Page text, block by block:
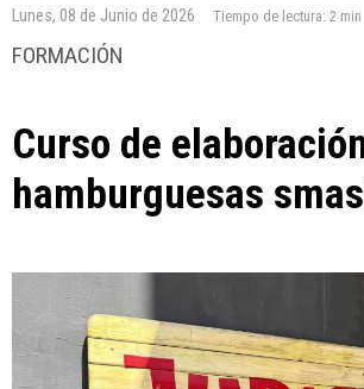
Lunes, 08 de Junio de 2026 Tiempo de lectura: 2 min
FORMACIÓN
Curso de
hamburguesas